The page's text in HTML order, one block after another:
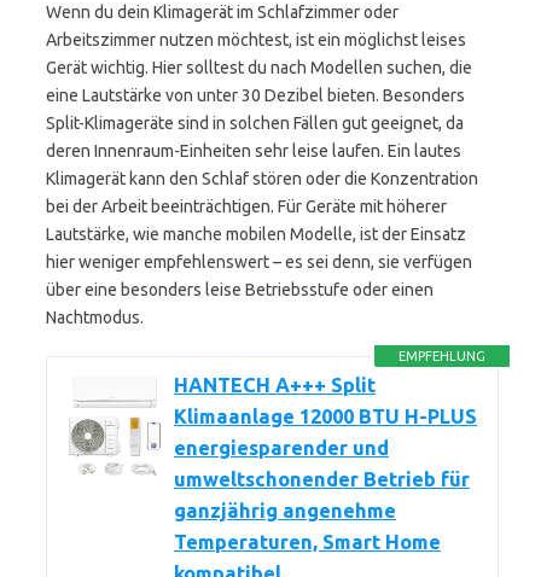
Wenn du dein Klimagerät im Schlafzimmer oder
Arbeitszimmer nutzen möchtest, ist ein möglichst leises
Gerät wichtig. Hier solltest du nach Modellen suchen, die
eine Lautstärke von unter 30 Dezibel bieten. Besonders
Split-Klimageräte sind in solchen Fällen gut geeignet, da
deren Innenraum-Einheiten sehr leise laufen. Ein lautes
Klimagerät kann den Schlaf stören oder die Konzentration
bei der Arbeit beeinträchtigen. Für Geräte mit höherer
Lautstärke, wie manche mobilen Modelle, ist der Einsatz
hier weniger empfehlenswert – es sei denn, sie verfügen
über eine besonders leise Betriebsstufe oder einen
Nachtmodus.
EMPFEHLUNG
HANTECH A+++ Split
Klimaanlage 12000 BTU H-PLUS
energiesparender und
umweltschonender Betrieb für
ganzjährig angenehme
Temperaturen, Smart Home